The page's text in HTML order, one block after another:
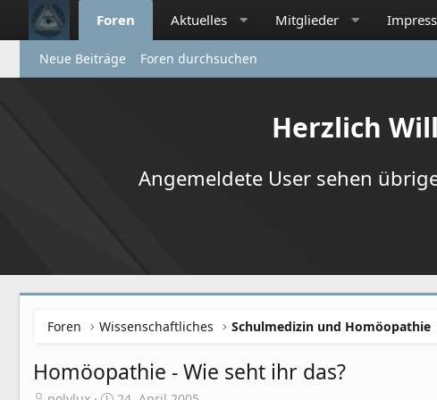
Foren Aktuelles Mitglieder
Neue Beiträge Foren durchsuchen
Herzlich
Angemeldete User sehen
Foren Wissenschaftliches Schulmedizin und Homöopathie
Homöopathie - Wie seht ihr das?